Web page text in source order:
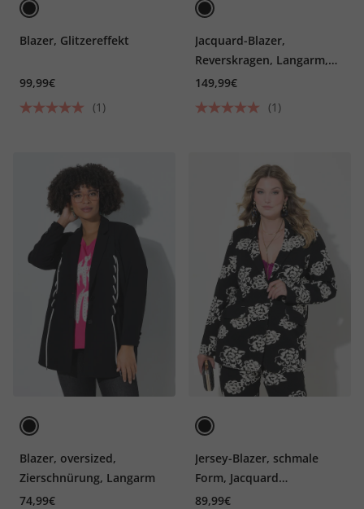
Blazer, Glitzereffekt
99,99€
(1)
Jacquard-Blazer,
Reverskragen, Langarm,
Stretchfutter
149,99€
(1)
Blazer, oversized,
Zierschnürung, Langarm
74,99€
Jersey-Blazer, schmale
Form, Jacquard
Blumenmuster, Langarm
89,99€